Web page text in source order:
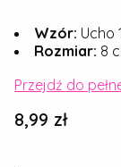
Wzór: Ucho 1
Rozmiar: 8
Przejdź do
Cena
8,99 zł